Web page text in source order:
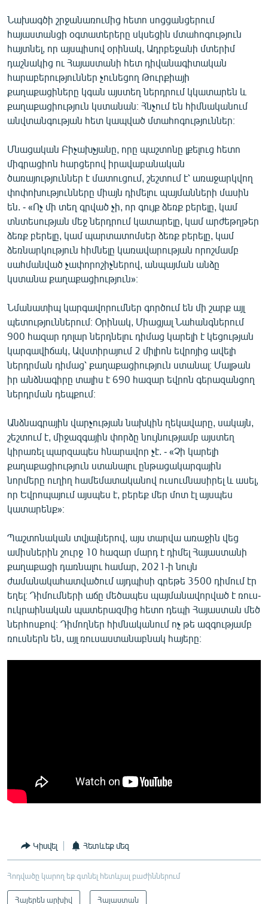
Նախագծի շրջանառումից հետո սոցցանցերում
հայաստանցի օգտատերերը սկսեցին մտահոգություն
հայտնել, որ այսպիսով օրինակ, Ադրբեջանի մտերիմ
դաշնակից ու Հայաստանի հետ դիվանագիտական
հարաբերություններ չունեցող Թուրքիայի
քաղաքացիները կգան այստեղ ներդրում կկատարեն և
քաղաքացիություն կստանան։ Հնչում են հիմնականում
անվտանգության հետ կապված մտահոգություններ։
Մնացական Բիչախչյանը, որը պաշտոնը լքելուց հետո
միգրացիոն հարցերով իրավաբանական
ծառայություններ է մատուցում, շեշտում է՝ առաջարկվող
փոփոխությունները միայն դիմելու պայմանների մասին
են. - «Ոչ մի տեղ գրված չի, որ գույք ձեռք բերելը, կամ
տնտեսության մեջ ներդրում կատարելը, կամ արժեթղթեր
ձեռք բերելը, կամ պարտատոմսեր ձեռք բերելը, կամ
ձեռնարկություն հիմնելը կառավարության որոշմամբ
սահմանված չափորոշիչներով, անպայման անձը
կստանա քաղաքացիություն»։
Նմանատիպ կարգավորումներ գործում են մի շարք այլ
պետություններում։ Օրինակ, Միացյալ Նահանգներում
900 հազար դոլար ներդնելու դիմաց կարելի է կեցության
կարգավիճակ, Ավստիրայում 2 միլիոն եվրոյից ավելի
ներդրման դիմաց՝ քաղաքացիություն ստանալ։ Մալթան
իր անձնագիրը տալիս է 690 հազար եվրոն գերազանցող
ներդրման դեպքում։
Անձնագրային վարչության նախկին ղեկավարը, սակայն,
շեշտում է, միջազգային փորձը նույնությամբ այստեղ
կիրառել պարզապես հնարավոր չէ. - «Չի կարելի
քաղաքացիություն ստանալու ընթացակարգային
նորմերը ուղիղ համեմատականով ուսումնասիրել և ասել,
որ Եվրոպայում այսպես է, բերեք մեր մոտ էլ այսպես
կատարենք»։
Պաշտոնական տվյալներով, այս տարվա առաջին վեց
ամիսներին շուրջ 10 հազար մարդ է դիմել Հայաստանի
քաղաքացի դառնալու համար, 2021-ի նույն
ժամանակահատվածում այդպիսի գրեթե 3500 դիմում էր
եղել։ Դիմումների աճը մեծապես պայմանավորված է ռուս-
ուկրաինական պատերազմից հետո դեպի Հայաստան մեծ
ներհոսքով։ Դիմողներ հիմնականում ոչ թե ազգությամբ
ռուսներն են, այլ ռուսաստանաբնակ հայերը։
Կիսվել Հետևեք մեզ
Հոդվածը կարող եք գտնել հետևյալ բաժիններում
Հայերեն արխիվ Հայաստան